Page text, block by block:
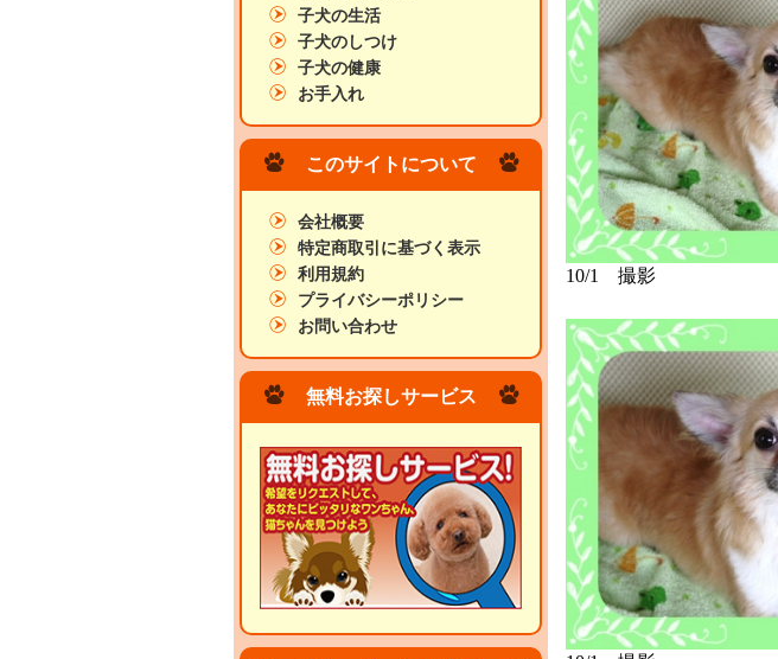
10/1 撮影
子犬の生活
子犬のしつけ
子犬の健康
お手入れ
このサイトについて
会社概要
特定商取引に基づく表示
利用規約
プライバシーポリシー
お問い合わせ
無料お探しサービス